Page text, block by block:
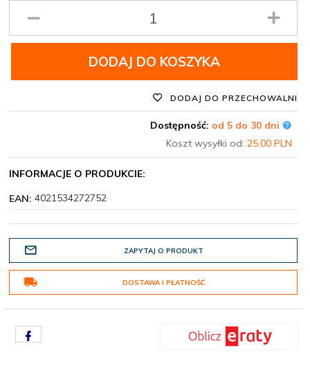
produktu
DODAJ DO KOSZYKA
DODAJ DO PRZECHOWALNI
Dostępność: od 5 do 30 dni
Koszt wysyłki od: 25.00 PLN
INFORMACJE O PRODUKCIE:
EAN: 4021534272752
ZAPYTAJ O PRODUKT
DOSTAWA I PŁATNOŚĆ